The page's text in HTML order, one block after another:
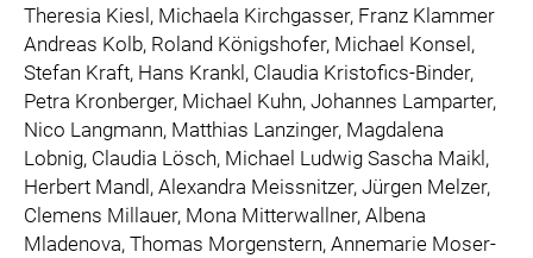
Theresia Kiesl, Michaela Kirchgasser, Franz Klammer
Andreas Kolb, Roland Königshofer, Michael Konsel,
Stefan Kraft, Hans Krankl, Claudia Kristofics-Binder,
Petra Kronberger, Michael Kuhn, Johannes Lamparter,
Nico Langmann, Matthias Lanzinger, Magdalena
Lobnig, Claudia Lösch, Michael Ludwig Sascha Maikl,
Herbert Mandl, Alexandra Meissnitzer, Jürgen Melzer,
Clemens Millauer, Mona Mitterwallner, Albena
Mladenova, Thomas Morgenstern, Annemarie Moser-